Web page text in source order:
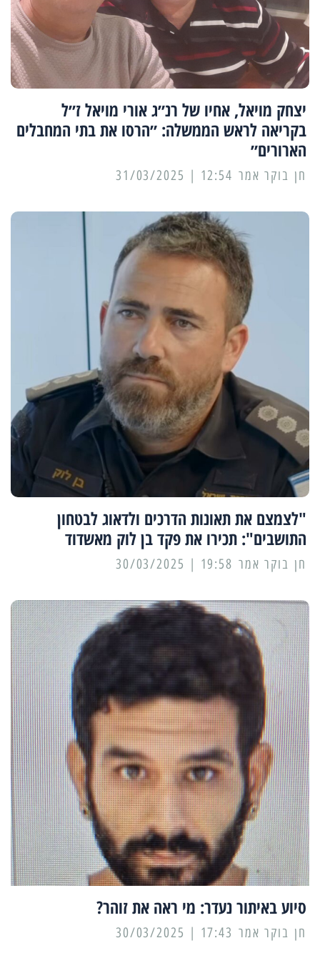
יצחק מויאל, אחיו של רנ״ג אורי מויאל ז״ל
בקריאה לראש הממשלה: ״הרסו את בתי המחבלים
הארורים״
12:54 | 31/03/2025
"לצמצם את תאונות הדרכים ולדאוג לבטחון
התושבים": תכירו את פקד בן לוק מאשדוד
19:58 | 30/03/2025
סיוע באיתור נעדר: מי ראה את זוהר?
17:43 | 30/03/2025